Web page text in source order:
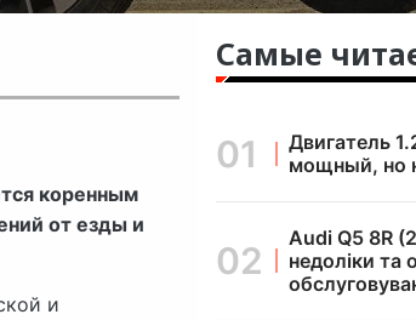
коренным
от езды и
и
Самые
Двигатель
мощный, но
Audi Q5 8R
недоліки та